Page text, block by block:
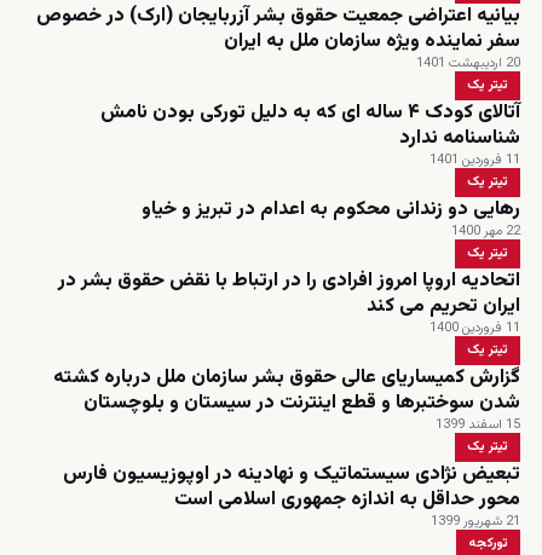
بیانیه اعتراضی جمعیت حقوق بشر آزربایجان (ارک) در خصوص
سفر نماینده ویژه سازمان ملل به ایران
20 اردیبهشت 1401
تیتر یک
آتالای کودک ۴ ساله ای که به دلیل تورکی بودن نامش
شناسنامه ندارد
11 فروردین 1401
تیتر یک
رهایی دو زندانی محکوم به اعدام در تبریز و خیاو
22 مهر 1400
تیتر یک
اتحادیه اروپا امروز افرادی را در ارتباط با نقض حقوق بشر در
ایران تحریم می کند
11 فروردین 1400
تیتر یک
گزارش کمیساریای عالی حقوق بشر سازمان ملل درباره کشته
شدن سوختبرها و قطع اینترنت در سیستان و بلوچستان
15 اسفند 1399
تیتر یک
تبعیض نژادی سیستماتیک‌ و نهادینه در اوپوزیسیون فارس
محور حداقل به اندازه جمهوری اسلامی است
21 شهریور 1399
تورکجه